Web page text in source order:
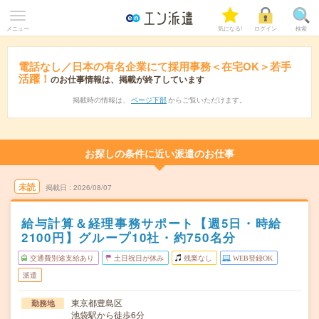
メニュー 気になる! ログイン 検索
電話なし／日本の有名企業にて採用事務＜在宅OK＞若手
活躍！ のお仕事情報は、掲載が終了しています
掲載時の情報は、 ページ下部 からご覧いただけます。
お探しの条件に近い派遣のお仕事
未読 掲載日 2026/08/07
給与計算＆経理事務サポート【週5日・時給
2100円】グループ10社・約750名分
交通費別途支給あり 土日祝日が休み 残業なし WEB登録OK
派遣
勤務地
東京都豊島区
池袋駅から徒歩6分